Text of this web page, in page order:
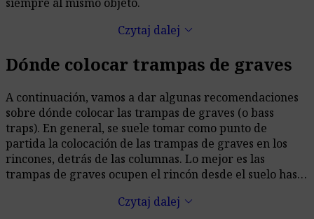
Czytaj dalej keyboard_arrow_down
Dónde colocar trampas de graves
A continuación, vamos a dar algunas recomendaciones
sobre dónde colocar las trampas de graves (o bass
traps). En general, se suele tomar como punto de
partida la colocación de las trampas de graves en los
rincones, detrás de las columnas. Lo mejor es las
trampas de graves ocupen el rincón desde el suelo hasta
aunque si dispone de solo una trampa de graves
Czytaj dalej keyboard_arrow_down